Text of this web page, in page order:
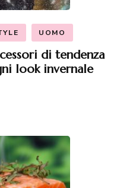
UOMO
di tendenza
look invernale